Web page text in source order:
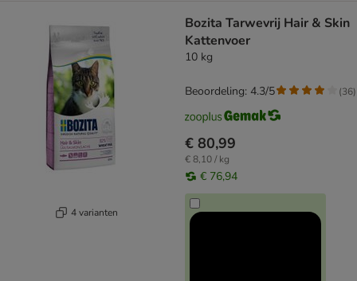
4 varianten
Bozita Tarwevrij Hair & Skin
Kattenvoer
10 kg
€ 80,99
€ 8,10 / kg
€ 76,94
Beoordeling: 4.3/5 (36)